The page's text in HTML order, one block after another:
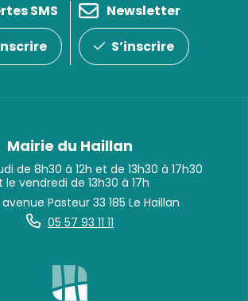
SMS
Newsletter
S’inscrire
Mairie du Haillan
de 8h30 à 12h et de 13h30 à 17h30
le vendredi de 13h30 à 17h
avenue Pasteur 33 185 Le Haillan
05 57 93 11 11